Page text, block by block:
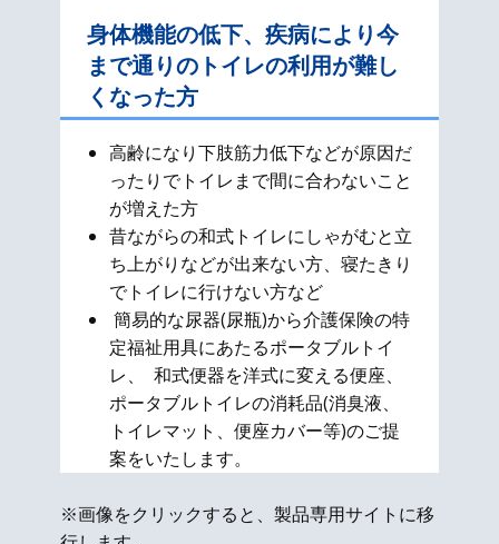
身体機能の低下、疾病により今
まで通りのトイレの利用が難し
くなった方
高齢になり下肢筋力低下などが原因だ
ったりでトイレまで間に合わないこと
が増えた方
昔ながらの和式​トイレにしゃがむと立
ち上がりなどが出来ない方、寝たきり
でトイレに行けない方など
簡易的な尿器(尿瓶)から介護保険の特
定福祉用具にあたるポータブルトイ
レ、 和式便器を洋式に変える便座、​
ポータブルトイレの消耗品(消臭液、
トイレマット、便座カバー等)のご提
案をいたします。
※画像をクリックすると、製品専用サイトに移